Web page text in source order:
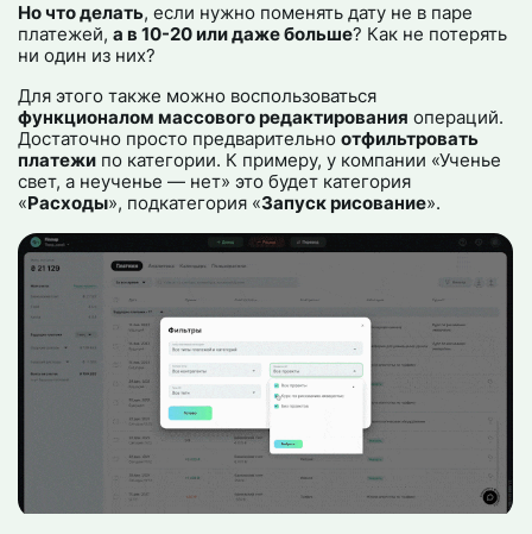
Но что делать, если нужно поменять дату не в паре
платежей,а в 10-20 или даже больше? Как не потерять
ни один из них?
Для этого также можно воспользоваться
функционалом массового редактирования операций.
Достаточно просто предварительноотфильтровать
платежи по категории. К примеру, у компании «Ученье
свет, а неученье — нет» это будет категория
«Расходы», подкатегория «Запуск рисование».